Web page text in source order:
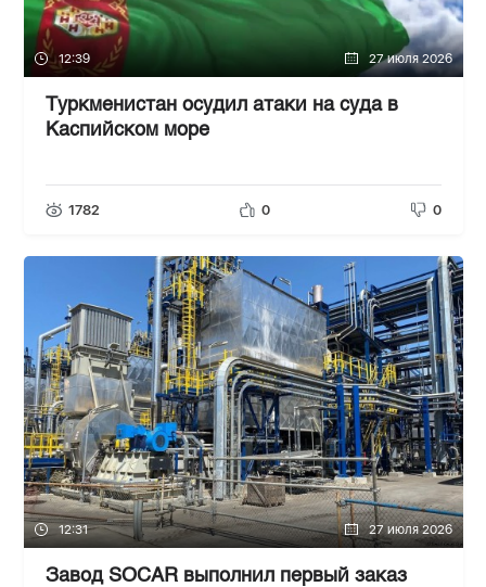
12:39 27 июля 2026
Туркменистан осудил атаки на суда в
Каспийском море
1782 0 0
12:31 27 июля 2026
Завод SOCAR выполнил первый заказ